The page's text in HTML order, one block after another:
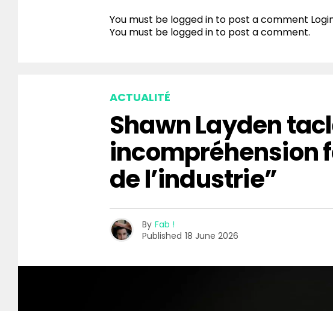
You must be logged in to post a comment
You must be logged in to post a comment.
ACTUALITÉ
Shawn Layden
incompréhension
de l’industrie”
By Fab !
Published 18 June 2026